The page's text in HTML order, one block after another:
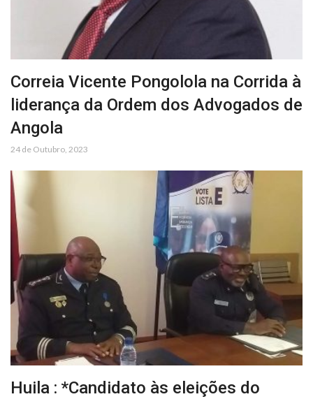
Correia Vicente Pongolola na Corrida à
liderança da Ordem dos Advogados de
Angola
24 de Outubro, 2023
Huila : *Candidato às eleições do